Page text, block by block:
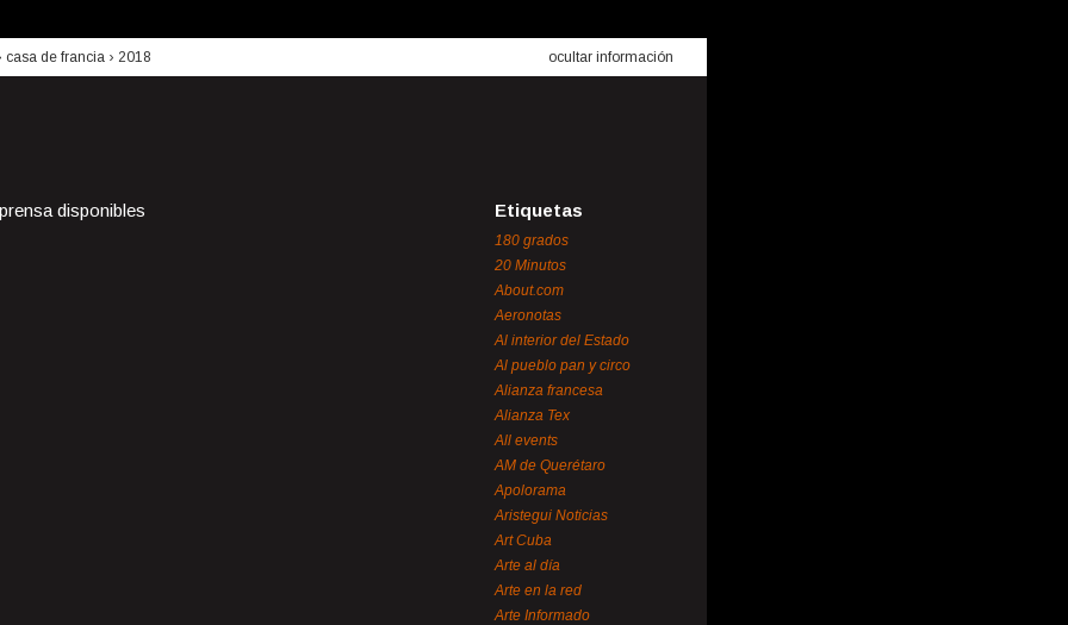
casa de francia › 2018 ocultar información
disponibles Etiquetas
180 grados
20 Minutos
About.com
Aeronotas
Al interior del Estado
Al pueblo pan y circo
Alianza francesa
Alianza Tex
All events
AM de Querétaro
Apolorama
Aristegui Noticias
Art Cuba
Arte al día
Arte en la red
Arte Informado